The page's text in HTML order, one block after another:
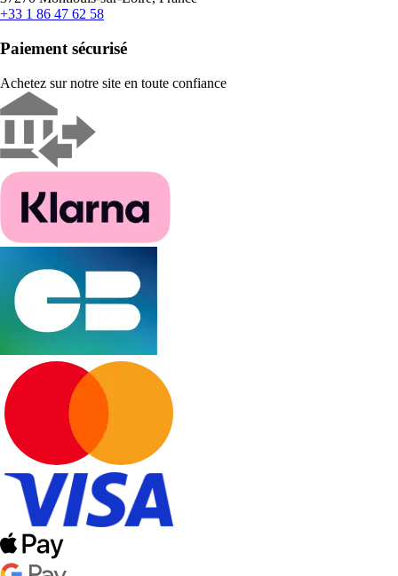
+33 1 86 47 62 58
Paiement sécurisé
Achetez sur notre site en toute confiance